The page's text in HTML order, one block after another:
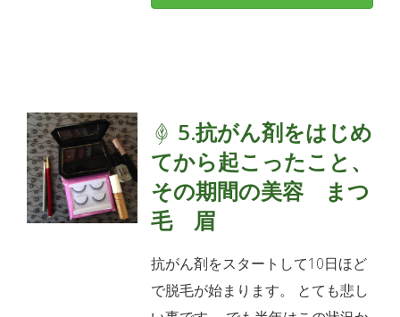
5.抗がん剤をはじめ
てから起こったこと、
その期間の美容 まつ
毛 眉
抗がん剤をスタートして10日ほど
で脱毛が始まります。 とても悲し